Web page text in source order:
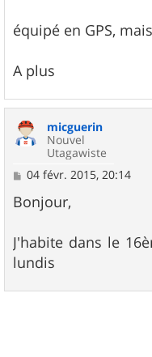
équipé en GPS,
A plus
micguerin
Nouvel
Utagawiste
M
s
s
g
e
04 févr. 2015, 20:14
Bonjour,
J'habite dans le
lundis